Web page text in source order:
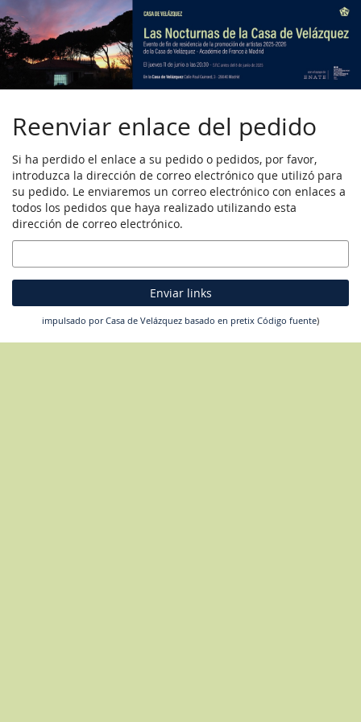
Ir al
contenido
principal
Reenviar enlace del pedido
Si ha perdido el enlace a su pedido o pedidos, por favor,
introduzca la dirección de correo electrónico que utilizó para
su pedido. Le enviaremos un correo electrónico con enlaces a
todos los pedidos que haya realizado utilizando esta
dirección de correo electrónico.
Correo
electrónico
Enviar links
impulsado por Casa de Velázquez basado en pretix Código fuente)